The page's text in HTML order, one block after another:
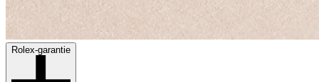
Rolex-garantie